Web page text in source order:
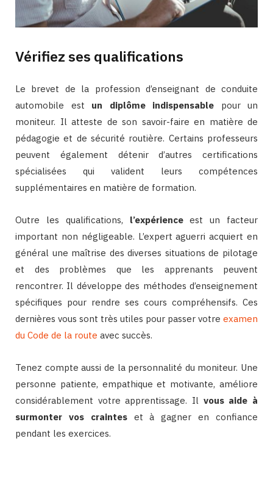
Vérifiez ses qualifications
Le brevet de la profession d’enseignant de conduite
automobile est un diplôme indispensable pour un
moniteur. Il atteste de son savoir-faire en matière de
pédagogie et de sécurité routière. Certains professeurs
peuvent également détenir d’autres certifications
spécialisées qui valident leurs compétences
supplémentaires en matière de formation.
Outre les qualifications, l’expérienceest un facteur
important non négligeable. L’expert aguerri acquiert en
général une maîtrise des diverses situations de pilotage
et des problèmes que les apprenants peuvent
rencontrer. Il développe des méthodes d’enseignement
spécifiques pour rendre ses cours compréhensifs. Ces
dernières vous sont très utiles pour passer votre examen
du Code de la route avec succès.
Tenez compte aussi de la personnalité du moniteur. Une
personne patiente, empathique et motivante, améliore
considérablement votre apprentissage. Il vous aide à
surmonter vos crainteset à gagner en confiance
pendant les exercices.